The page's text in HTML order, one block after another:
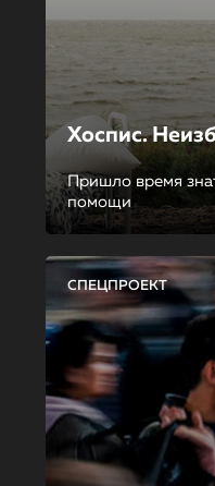
Хоспис.
Пришло время
помощи
СПЕЦПРОЕКТ